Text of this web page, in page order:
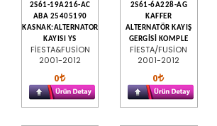
2S61-19A216-AC
ABA 25405190
KASNAK:ALTERNATOR
KAYISI YS
FİESTA&FUSİON
2001-2012
0
2S61-6A228-AG
KAFFER
ALTERNATÖR KAYIŞ
GERGİSİ KOMPLE
FİESTA/FUSİON
2001-2012
0